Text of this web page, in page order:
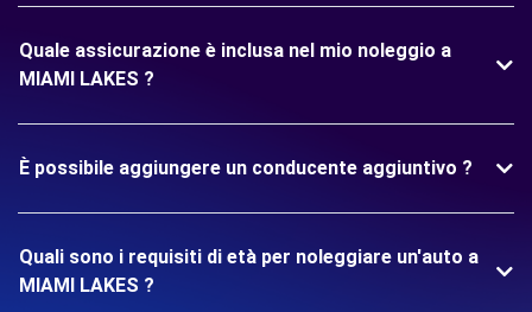
Quale assicurazione è inclusa nel mio noleggio a
MIAMI LAKES ?
È possibile aggiungere un conducente aggiuntivo ?
Quali sono i requisiti di età per noleggiare un'auto a
MIAMI LAKES ?